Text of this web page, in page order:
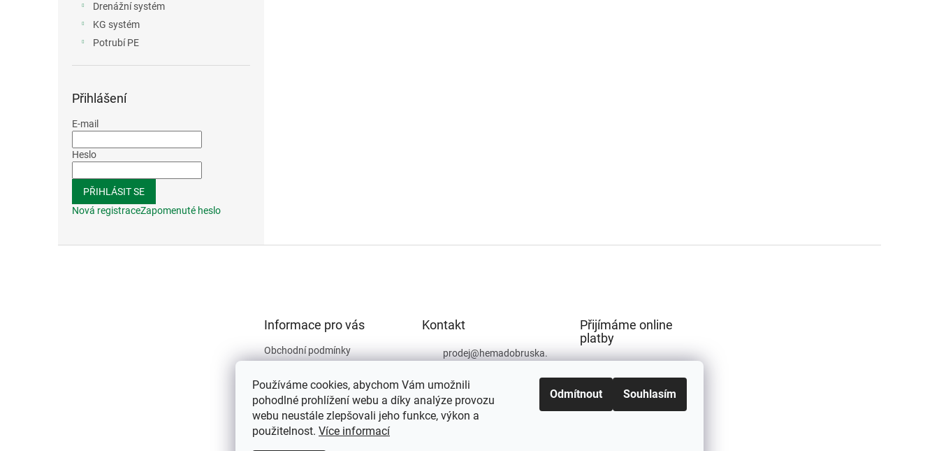
Používáme cookies, abychom Vám umožnili
pohodlné prohlížení webu a díky analýze provozu
webu neustále zlepšovali jeho funkce, výkon a
použitelnost. Více informací
Odmítnout Souhlasím
Drenážní systém
KG systém
Potrubí PE
Přihlášení
E-mail
Heslo
PŘIHLÁSIT SE
Nová registraceZapomenuté heslo
Informace pro vás
Obchodní podmínky
údajů
Kontakty
O nás
Kontakt
prodej@hemadobruska.
494 623 129
Přijímáme online
platby